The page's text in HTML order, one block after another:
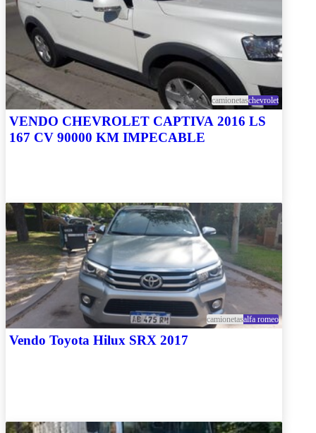
camionetaschevrolet
VENDO CHEVROLET CAPTIVA 2016 LS
167 CV 90000 KM IMPECABLE
camionetasalfa romeo
Vendo Toyota Hilux SRX 2017